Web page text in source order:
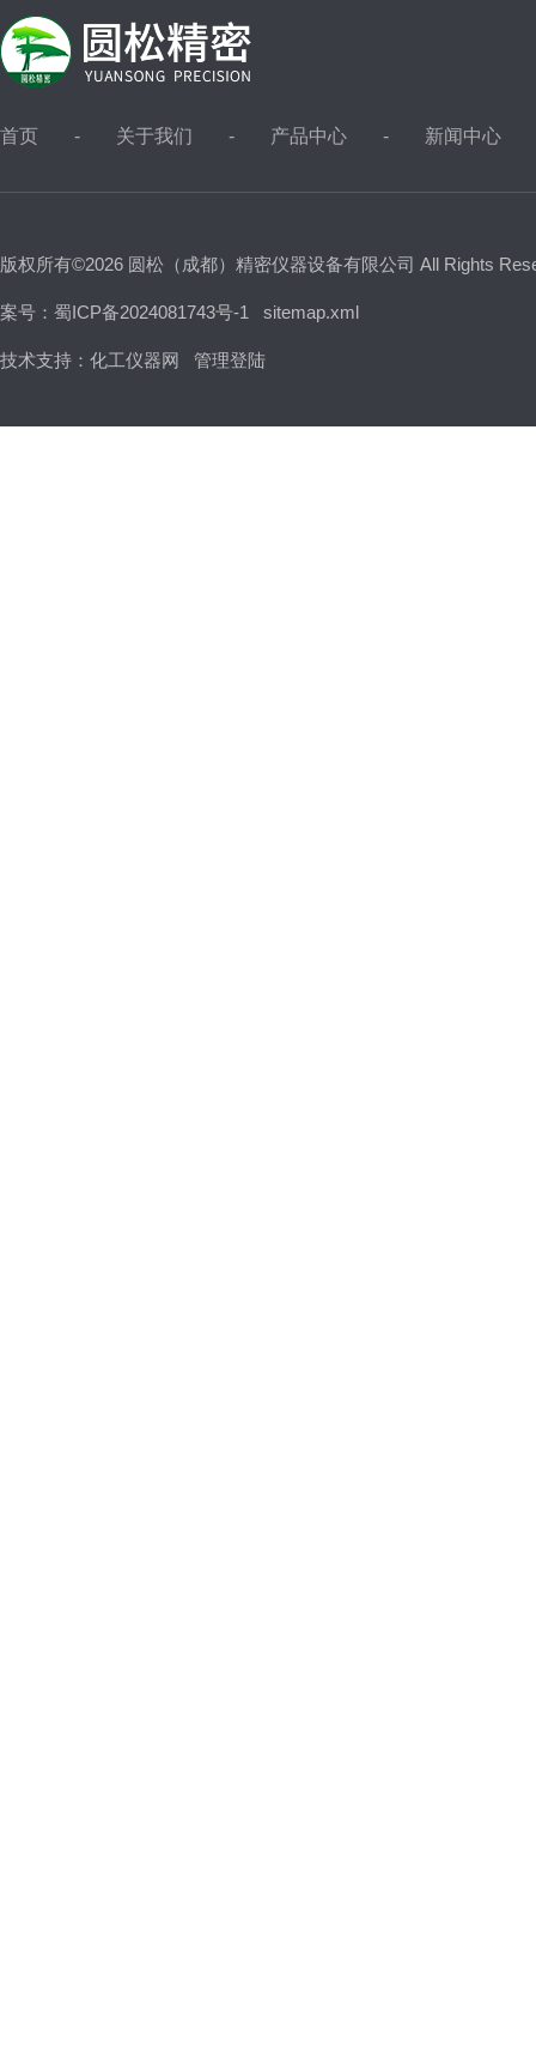
首页 关于我们 产品中心 新闻中心
版权所有©2026 圆松（成都）精密仪器设备有限公司 All Rights
案号：蜀ICP备2024081743号-1 sitemap.xml
技术支持： 化工仪器网 管理登陆